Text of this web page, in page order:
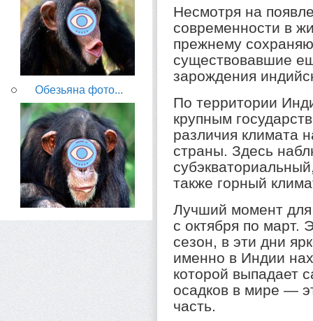
Обезьяна фото...
Несмотря на
современности в
прежнему
существовавшие
зарождения
По территории
крупным
различия климата
страны. Здесь
также горный
Лучший момент
с октября по март.
сезон, в эти дни
именно в Индии
которой выпадает
осадков в мире —
часть.